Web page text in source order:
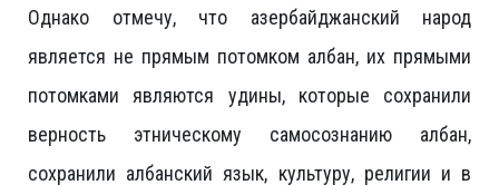
Однако отмечу, что азербайджанский народ
является не прямым потомком албан, их прямыми
потомками являются удины, которые сохранили
верность этническому самосознанию албан,
сохранили албанский язык, культуру, религии и в